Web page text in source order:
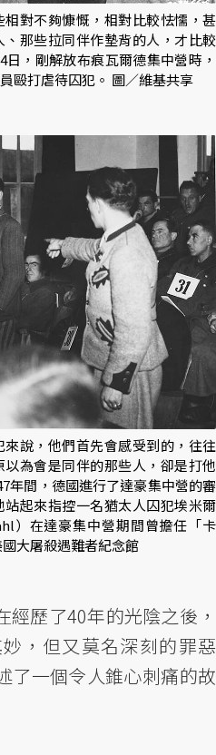
對不夠慷慨，相對比較怯懦，甚
那些拉同伴作墊背的人，才比較
，剛解放布痕瓦爾德集中營時，
毆打虐待囚犯。 圖／維基共享
說，他們首先會感受到的，往往
為會是同伴的那些人，卻是打他
年間，德國進行了達豪集中營的審
起來指控一名猶太人囚犯埃米爾
）在達豪集中營期間曾擔任「卡
大屠殺遇難者紀念館
歷了40年的光陰之後，
，但又莫名深刻的罪惡
了一個令人錐心刺痛的故